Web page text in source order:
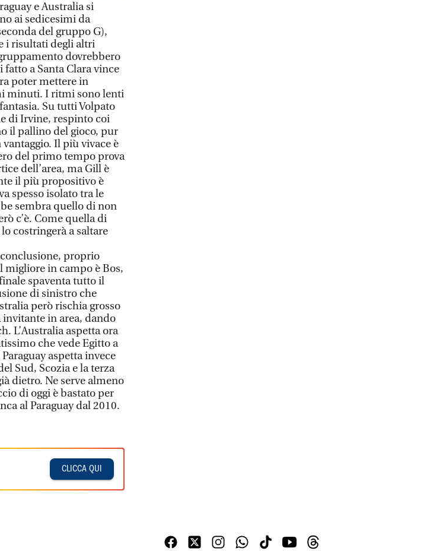
e Australia si
ai sedicesimi da
del gruppo G),
i risultati degli altri
dovrebbero
a Santa Clara vince
poter mettere in
minuti. I ritmi sono lenti
Su tutti Volpato
di Irvine, respinto coi
il pallino del gioco, pur
Il più vivace è
del primo tempo prova
dell’area, ma Gill è
il più propositivo è
spesso isolato tra le
sembra quello di non
c’è. Come quella di
costringerà a saltare
proprio
migliore in campo è Bos,
spaventa tutto il
di sinistro che
però rischia grosso
in area, dando
L’Australia aspetta ora
che vede Egitto a
aspetta invece
Sud, Scozia e la terza
dietro. Ne serve almeno
di oggi è bastato per
al Paraguay dal 2010.
CLICCA QUI